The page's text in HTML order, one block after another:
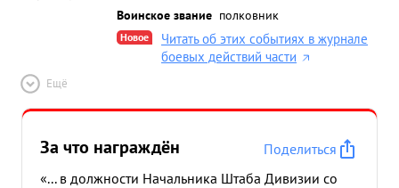
Воинское звание полковник
Новое
Читать об этих событиях в журнале
боевых действий части
Ещё
За что награждён
Поделиться
«... в должности Начальника Штаба Дивизии со